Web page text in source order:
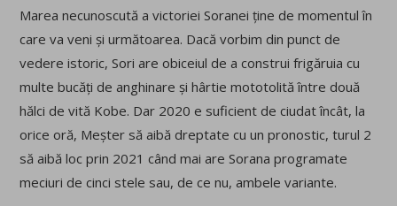
Marea necunoscută a victoriei Soranei ține de momentul în
care va veni și următoarea. Dacă vorbim din punct de
vedere istoric, Sori are obiceiul de a construi frigăruia cu
multe bucăți de anghinare și hârtie mototolită între două
hălci de vită Kobe. Dar 2020 e suficient de ciudat încât, la
orice oră, Meșter să aibă dreptate cu un pronostic, turul 2
să aibă loc prin 2021 când mai are Sorana programate
meciuri de cinci stele sau, de ce nu, ambele variante.